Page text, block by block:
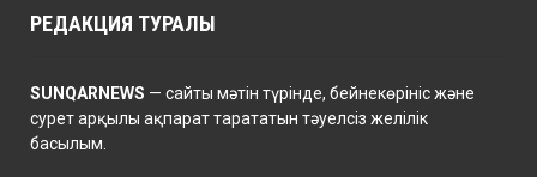
РЕДАКЦИЯ ТУРАЛЫ
SUNQARNEWS — сайты мәтін түрінде, бейнекөрініс және
сурет арқылы ақпарат тарататын тәуелсіз желілік
басылым.